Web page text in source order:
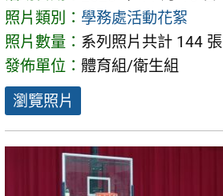
照片類別： 學務處活動花絮
照片數量： 系列照片共計 144 張
發佈單位： 體育組/衛生組
瀏覽照片